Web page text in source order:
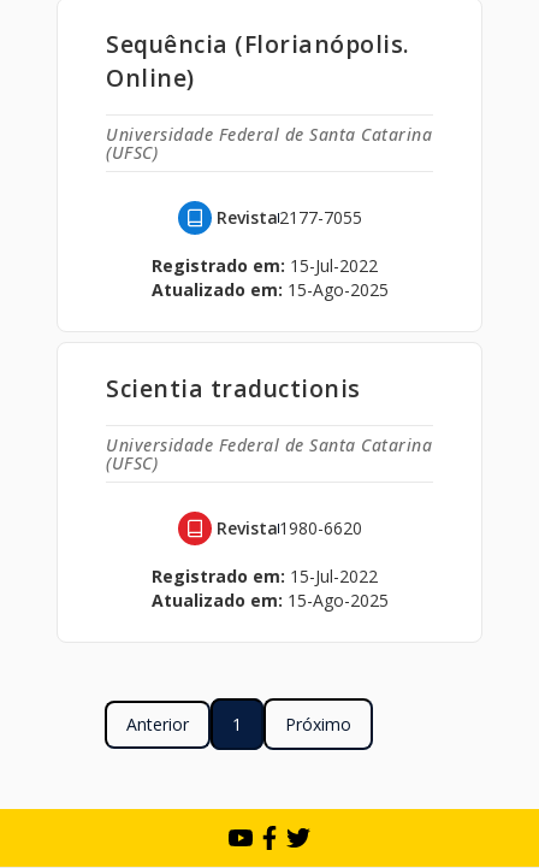
Sequência (Florianópolis.
Online)
Universidade Federal de Santa Catarina
(UFSC)
Revista2177-7055
Registrado em: 15-Jul-2022
Atualizado em: 15-Ago-2025
Scientia traductionis
Universidade Federal de Santa Catarina
(UFSC)
Revista1980-6620
Registrado em: 15-Jul-2022
Atualizado em: 15-Ago-2025
Anterior 1 Próximo